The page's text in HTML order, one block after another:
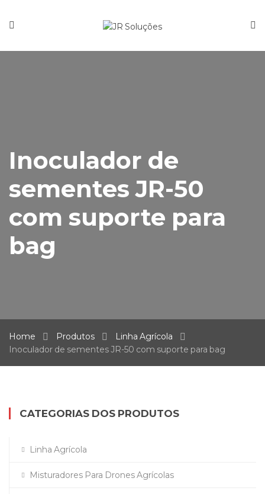
Manuais
Inoculador de
sementes JR-50
com suporte para
bag
Home Produtos
Linha Agrícola
Inoculador de sementes JR-50 com suporte para bag
CATEGORIAS DOS PRODUTOS
Linha Agrícola
Misturadores Para Drones Agrícolas